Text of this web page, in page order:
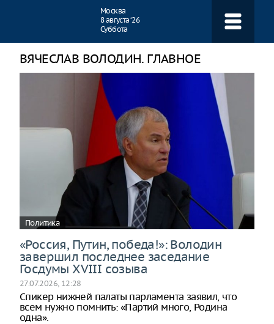
Москва
8 августа ‘26
Суббота
ВЯЧЕСЛАВ ВОЛОДИН. ГЛАВНОЕ
Политика
«Россия, Путин, победа!»: Володин
завершил последнее заседание
Госдумы XVIII созыва
27.07.2026, 12:28
Спикер нижней палаты парламента заявил, что
всем нужно помнить: «Партий много, Родина
одна».